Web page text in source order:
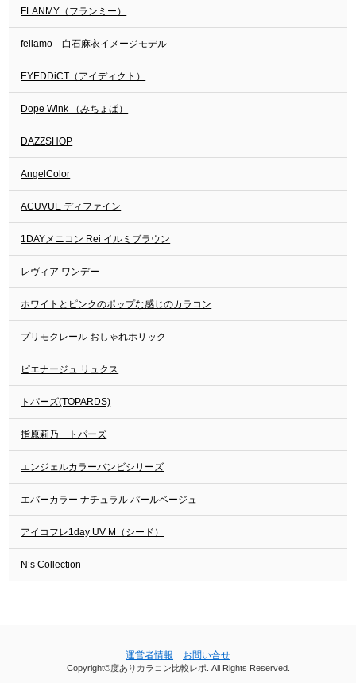
FLANMY（フランミー）
feliamo 白石麻衣イメージモデル
EYEDDiCT（アイディクト）
Dope Wink （みちょぱ）
DAZZSHOP
AngelColor
ACUVUE ディファイン
1DAYメニコン Rei イルミブラウン
レヴィア ワンデー
ホワイトとピンクのポップな感じのカラコン
プリモクレール おしゃれホリック
ピエナージュ リュクス
トパーズ(TOPARDS)
指原莉乃 トパーズ
エンジェルカラーバンビシリーズ
エバーカラー ナチュラル パールベージュ
アイコフレ1day UV M（シード）
N’s Collection
運営者情報 お問い合せ
Copyright©度ありカラコン比較レポ. All Rights Reserved.